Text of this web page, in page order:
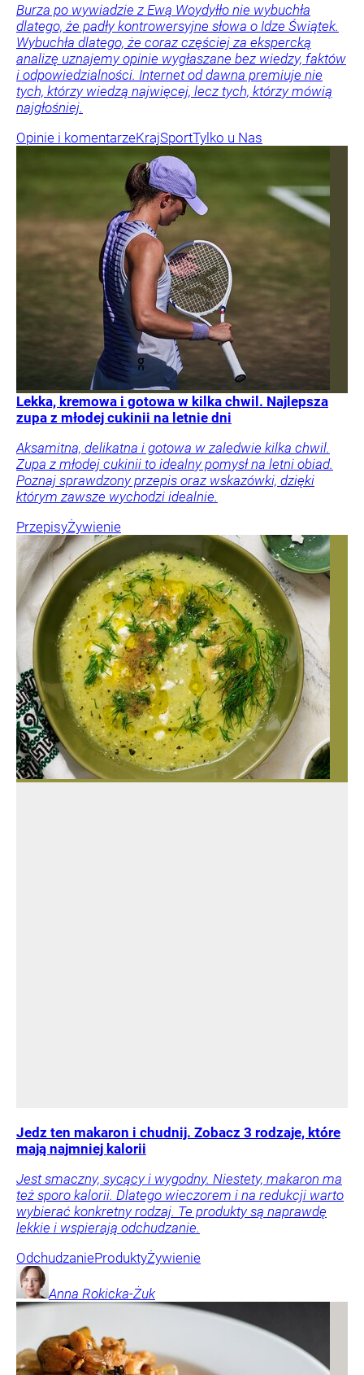
Burza po wywiadzie z Ewą Woydyłło nie wybuchła
dlatego, że padły kontrowersyjne słowa o Idze Świątek.
Wybuchła dlatego, że coraz częściej za ekspercką
analizę uznajemy opinie wygłaszane bez wiedzy, faktów
i odpowiedzialności. Internet od dawna premiuje nie
tych, którzy wiedzą najwięcej, lecz tych, którzy mówią
najgłośniej.
Opinie i komentarzeKrajSportTylko u Nas
Lekka, kremowa i gotowa w kilka chwil. Najlepsza
zupa z młodej cukinii na letnie dni
Aksamitna, delikatna i gotowa w zaledwie kilka chwil.
Zupa z młodej cukinii to idealny pomysł na letni obiad.
Poznaj sprawdzony przepis oraz wskazówki, dzięki
którym zawsze wychodzi idealnie.
PrzepisyŻywienie
Jedz ten makaron i chudnij. Zobacz 3 rodzaje, które
mają najmniej kalorii
Jest smaczny, sycący i wygodny. Niestety, makaron ma
też sporo kalorii. Dlatego wieczorem i na redukcji warto
wybierać konkretny rodzaj. Te produkty są naprawdę
lekkie i wspierają odchudzanie.
OdchudzanieProduktyŻywienie
Anna Rokicka-Żuk